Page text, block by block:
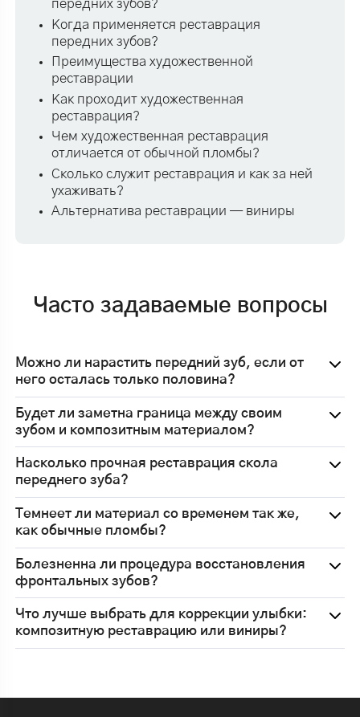
передних зубов?
Когда применяется реставрация
передних зубов?
Преимущества художественной
реставрации
Как проходит художественная
реставрация?
Чем художественная реставрация
отличается от обычной пломбы?
Сколько служит реставрация и как за ней
ухаживать?
Альтернатива реставрации — виниры
Часто задаваемые вопросы
Можно ли нарастить передний зуб, если от
него осталась только половина?
Будет ли заметна граница между своим
зубом и композитным материалом?
Насколько прочная реставрация скола
переднего зуба?
Темнеет ли материал со временем так же,
как обычные пломбы?
Болезненна ли процедура восстановления
фронтальных зубов?
Что лучше выбрать для коррекции улыбки:
композитную реставрацию или виниры?